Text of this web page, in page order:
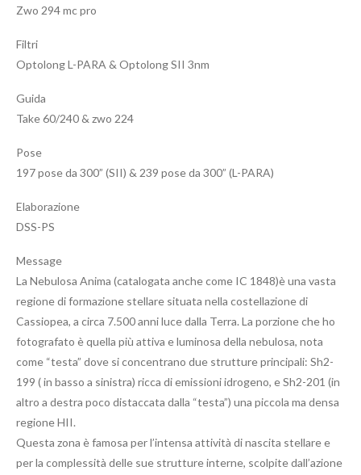
Zwo 294 mc pro
Filtri
Optolong L-PARA & Optolong SII 3nm
Guida
Take 60/240 & zwo 224
Pose
197 pose da 300” (SII) & 239 pose da 300” (L-PARA)
Elaborazione
DSS-PS
Message
La Nebulosa Anima (catalogata anche come IC 1848)è una vasta
regione di formazione stellare situata nella costellazione di
Cassiopea, a circa 7.500 anni luce dalla Terra. La porzione che ho
fotografato è quella più attiva e luminosa della nebulosa, nota
come “testa” dove si concentrano due strutture principali: Sh2-
199 ( in basso a sinistra) ricca di emissioni idrogeno, e Sh2-201 (in
altro a destra poco distaccata dalla “testa”) una piccola ma densa
regione HII.
Questa zona è famosa per l’intensa attività di nascita stellare e
per la complessità delle sue strutture interne, scolpite dall’azione